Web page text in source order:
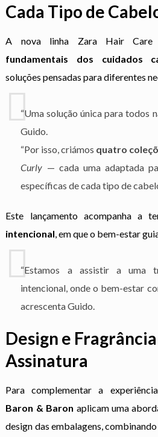
Cada Tipo de
A nova linha Zara Hair
fundamentais dos cuidados
soluções pensadas para diferentes
“Uma solução única para todos
Guido.
“Por isso, criámos quatro
Curly — cada uma adaptada
específicas de cada tipo de
Este lançamento acompanha a
intencional , em que o bem-estar
“Estamos a assistir a uma
intencional, onde o bem-estar
acrescenta Guido.
Design e
Assinatura
Para complementar a
Baron & Baron aplicam uma
design das embalagens, combinando